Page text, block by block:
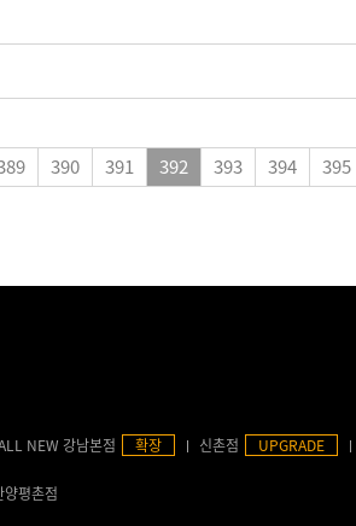
390 391 392 393 394 395
NEW 강남본점 확장 신촌점 UPGRADE
양평촌점